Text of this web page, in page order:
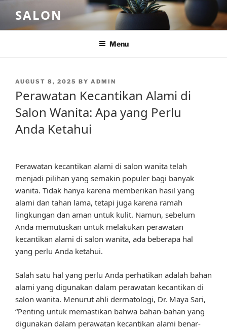
content
SALON
Menu
POSTED
AUGUST 8, 2025 BY ADMIN
Perawatan Kecantikan Alami di
Salon Wanita: Apa yang Perlu
Anda Ketahui
Perawatan kecantikan alami di salon wanita telah
menjadi pilihan yang semakin populer bagi banyak
wanita. Tidak hanya karena memberikan hasil yang
alami dan tahan lama, tetapi juga karena ramah
lingkungan dan aman untuk kulit. Namun, sebelum
Anda memutuskan untuk melakukan perawatan
kecantikan alami di salon wanita, ada beberapa hal
yang perlu Anda ketahui.
Salah satu hal yang perlu Anda perhatikan adalah bahan
alami yang digunakan dalam perawatan kecantikan di
salon wanita. Menurut ahli dermatologi, Dr. Maya Sari,
“Penting untuk memastikan bahwa bahan-bahan yang
digunakan dalam perawatan kecantikan alami benar-